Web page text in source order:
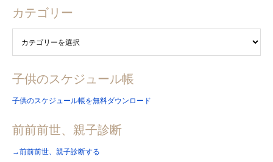
カテゴリー
子供のスケジュール帳
子供のスケジュール帳を無料ダウンロード
前前前世、親子診断
→前前前世、親子診断する